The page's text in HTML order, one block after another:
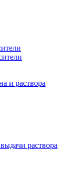
и раствора
раствора